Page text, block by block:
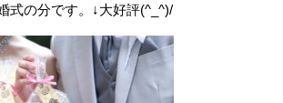
式の分です。↓大好評(^_^)/